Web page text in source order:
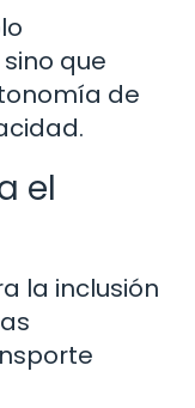
que
de
el
la inclusión